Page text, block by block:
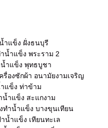
ำแข็ง ฝั่งธนบุรี
น้ำแข็ง พระราม 2
น้ำแข็ง พุทธบูชา
รื่องซักผ้า อนามัยงามเจริญ
แข็ง ท่าข้าม
น้ำแข็ง สะแกงาม
ทำน้ำแข็ง บางขุนเทียน
น้ำแข็ง เทียนทะเล